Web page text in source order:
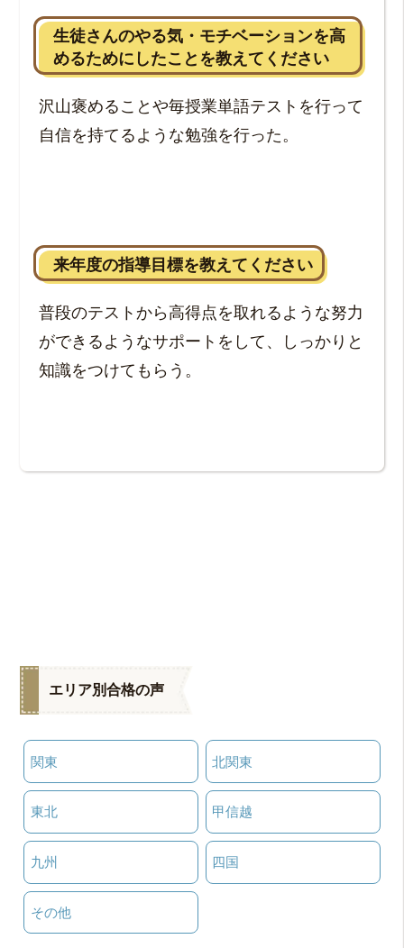
生徒さんのやる気・モチベーションを高
めるためにしたことを教えてください
沢山褒めることや毎授業単語テストを行って
自信を持てるような勉強を行った。
来年度の指導目標を教えてください
普段のテストから高得点を取れるような努力
ができるようなサポートをして、しっかりと
知識をつけてもらう。
エリア別合格の声
関東 北関東
東北 甲信越
九州 四国
その他